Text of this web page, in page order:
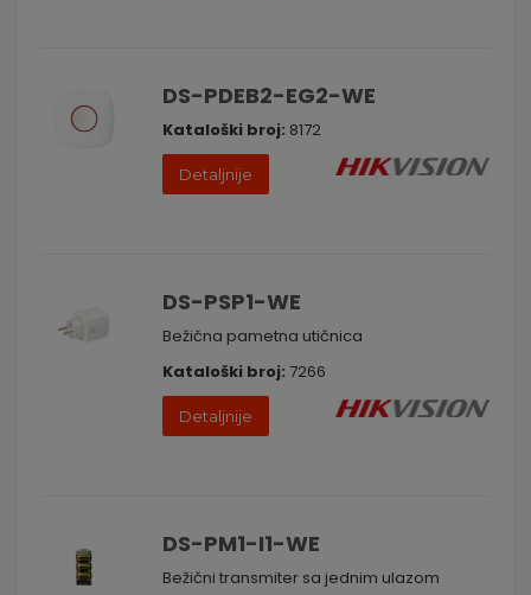
DS-PDEB2-EG2-WE
Kataloški broj: 8172
Detaljnije
DS-PSP1-WE
Bežična pametna utičnica
Kataloški broj: 7266
Detaljnije
DS-PM1-I1-WE
Bežični transmiter sa jednim ulazom